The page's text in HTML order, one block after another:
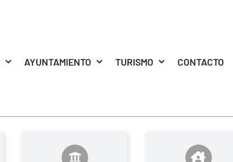
AYUNTAMIENTO TURISMO CONTACTO